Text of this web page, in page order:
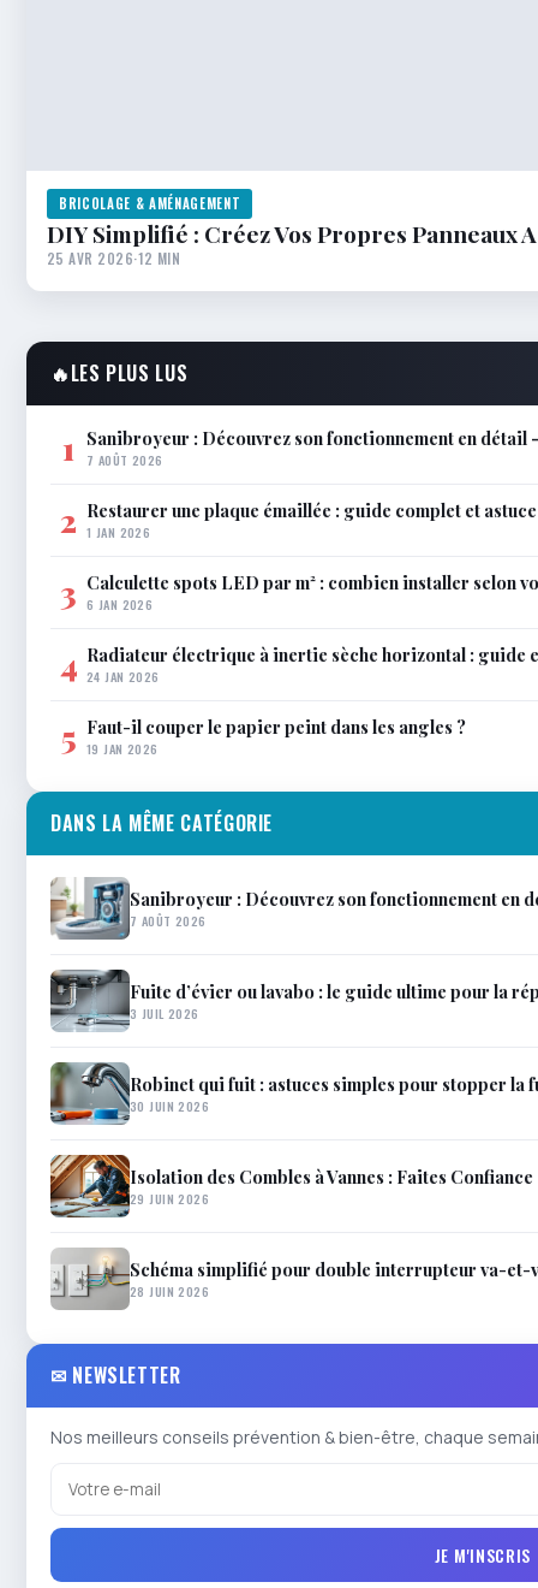
BRICOLAGE & AMÉNAGEMENT
DIY Simplifié : Créez Vos Propres Panneaux
25 AVR 2026·12 MIN
🔥LES PLUS LUS
1 Sanibroyeur : Découvrez son fonctionnement en détail
7 AOÛT 2026
2 Restaurer une plaque émaillée : guide complet et
1 JAN 2026
3 Calculette spots LED par m² : combien installer selon
6 JAN 2026
4 Radiateur électrique à inertie sèche horizontal : guide
24 JAN 2026
5 Faut-il couper le papier peint dans les angles ?
19 JAN 2026
DANS LA MÊME CATÉGORIE
Sanibroyeur : Découvrez son fonctionnement en
7 AOÛT 2026
Fuite d’évier ou lavabo : le guide ultime pour la
3 JUIL 2026
Robinet qui fuit : astuces simples pour stopper la
30 JUIN 2026
Isolation des Combles à Vannes : Faites
29 JUIN 2026
Schéma simplifié pour double interrupteur va-et-
28 JUIN 2026
✉ NEWSLETTER
Nos meilleurs conseils prévention & bien-être, chaque
JE M'INSCRIS